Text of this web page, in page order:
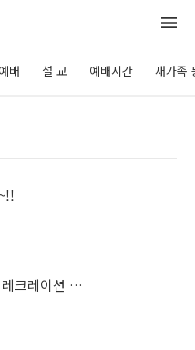
배 설 교 예배시간 새가족